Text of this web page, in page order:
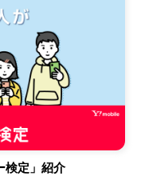
検定」紹介